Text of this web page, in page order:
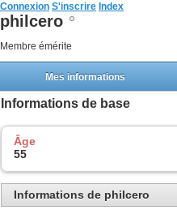
Connexion S'inscrire Index
philcero
Membre émérite
Mes informations
Informations de base
Âge
55
Informations de philcero